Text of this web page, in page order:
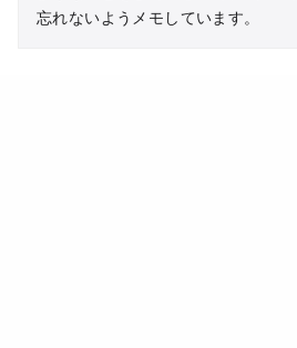
忘れないようメモしています。